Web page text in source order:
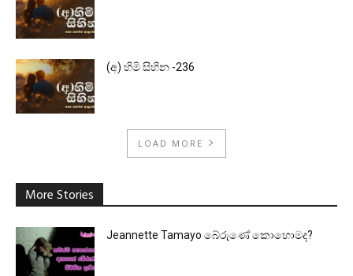
(අ) හිමි සිහින -236
LOAD MORE
More Stories
Jeannette Tamayo බේරුණේ කොහොමද?